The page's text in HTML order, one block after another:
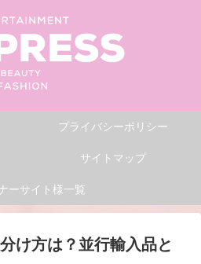
プライバシーポリシー
サイトマップ
ーサイト様一覧
け方は？並行輸入品と